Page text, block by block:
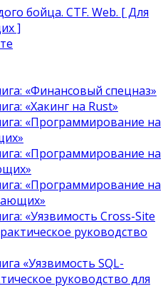
бойца. CTF. Web. [ Для
]
«Финансовый спецназ»
«Хакинг на Rust»
«Программирование на
«Программирование на
«Программирование на
«Уязвимость Cross-Site
руководство
«Уязвимость SQL-
руководство для